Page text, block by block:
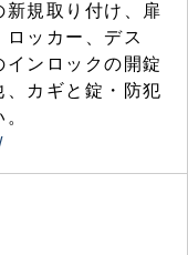
規取り付け、扉
ッカー、デス
ンロックの開錠
カギと錠・防犯